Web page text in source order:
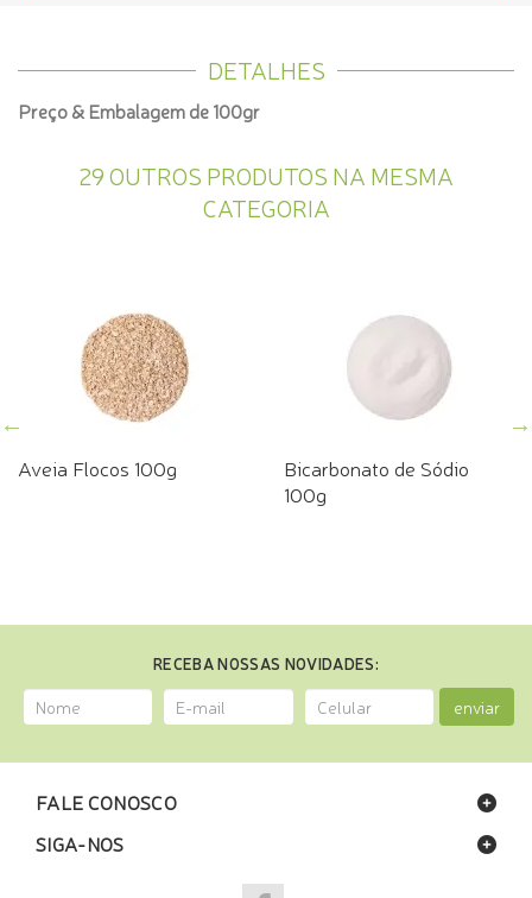
DETALHES
Preço & Embalagem de 100gr
29 OUTROS PRODUTOS NA MESMA
CATEGORIA
Aveia Flocos 100g
Bicarbonato de Sódio
100g
RECEBA NOSSAS NOVIDADES:
enviar
FALE CONOSCO
SIGA-NOS